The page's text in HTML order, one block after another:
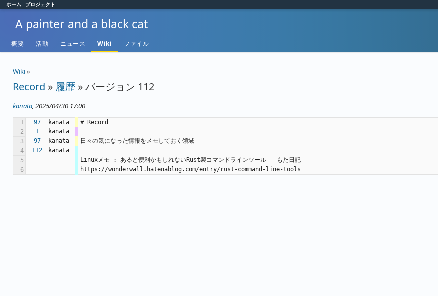
ホーム プロジェクト
A painter and a black cat
概要 活動 ニュース Wiki ファイル
Wiki»
Record » 履歴 » バージョン 112
kanata, 2025/04/30 17:00
1 97 kanata
# Record
2
1
kanata
3
97 kanata
日々の気になった情報をメモしておく領域
4
112
kanata
5
Linuxメモ : あると便利かもしれないRust製コマンドラインツール - もた日記
6
https://wonderwall.hatenablog.com/entry/rust-command-line-tools